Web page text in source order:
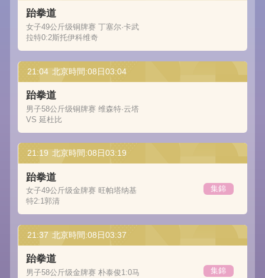
跆拳道
女子49公斤级铜牌赛 丁塞尔·卡武
拉特0:2斯托伊科维奇
21:04 北京時間:08日03:04
跆拳道
男子58公斤级铜牌赛 维森特·云塔
VS 延杜比
21:19 北京時間:08日03:19
跆拳道
女子49公斤级金牌赛 旺帕塔纳基
特2:1郭清
集錦
21:37 北京時間:08日03:37
跆拳道
男子58公斤级金牌赛 朴泰俊1:0马
集錦